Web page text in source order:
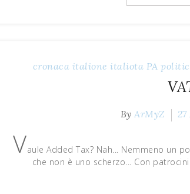
cronaca italione italiota PA
ByArMyZ
Vaule Added Tax? Nah... Nemmeno un
che non è uno scherzo... Con